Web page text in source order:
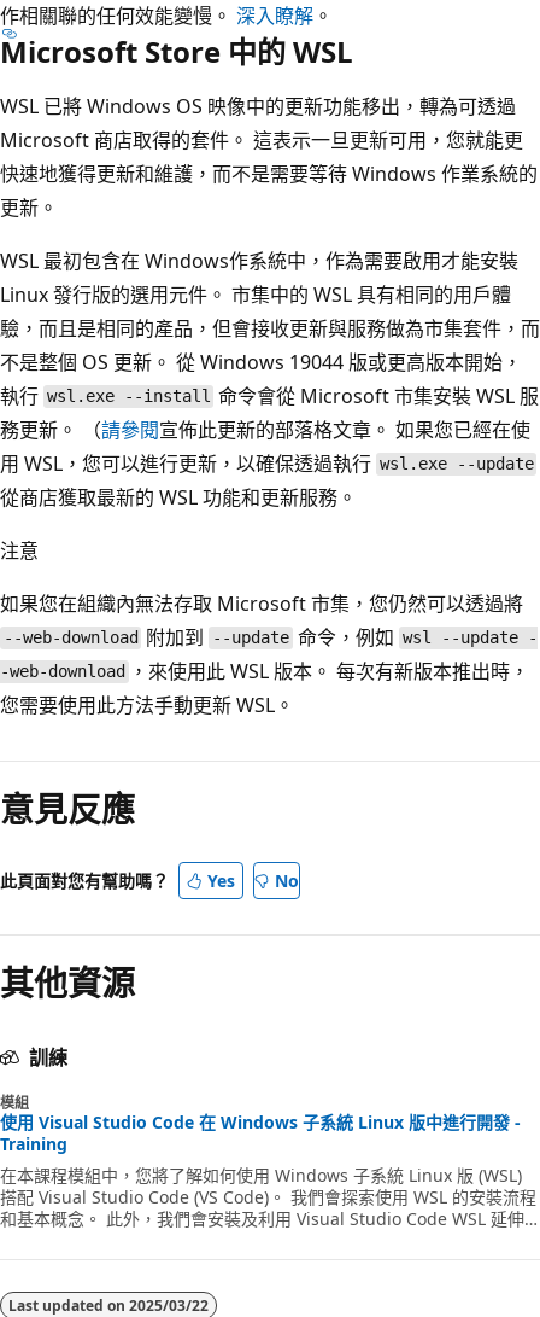
作相關聯的任何效能變慢。 深入瞭解 。
Microsoft Store 中的 WSL
WSL 已將 Windows OS 映像中的更新功能移出，轉為可透過
Microsoft 商店取得的套件。 這表示一旦更新可用，您就能更
快速地獲得更新和維護，而不是需要等待 Windows 作業系統的
更新。
WSL 最初包含在 Windows作系統中，作為需要啟用才能安裝
Linux 發行版的選用元件。 市集中的 WSL 具有相同的用戶體
驗，而且是相同的產品，但會接收更新與服務做為市集套件，而
不是整個 OS 更新。 從 Windows 19044 版或更高版本開始，
執行 wsl.exe --install 命令會從 Microsoft 市集安裝 WSL 服
務更新。 （請參閱宣佈此更新的部落格文章。 如果您已經在使
用 WSL，您可以進行更新，以確保透過執行 wsl.exe --update
從商店獲取最新的 WSL 功能和更新服務。
注意
如果您在組織內無法存取 Microsoft 市集，您仍然可以透過將
--web-download 附加到 --update 命令，例如 wsl --update -
-web-download
，來使用此 WSL 版本。 每次有新版本推出時，
您需要使用此方法手動更新 WSL。
意見反應
此頁面對您有幫助嗎？ Yes No
其他資源
訓練
模組
使用 Visual Studio Code 在 Windows 子系統 Linux 版中進行開發 -
Training
在本課程模組中，您將了解如何使用 Windows 子系統 Linux 版 (WSL)
搭配 Visual Studio Code (VS Code)。 我們會探索使用 WSL 的安裝流程
和基本概念。 此外，我們會安裝及利用 Visual Studio Code WSL 延伸
Python 程式碼。
Last updated on 2025/03/22